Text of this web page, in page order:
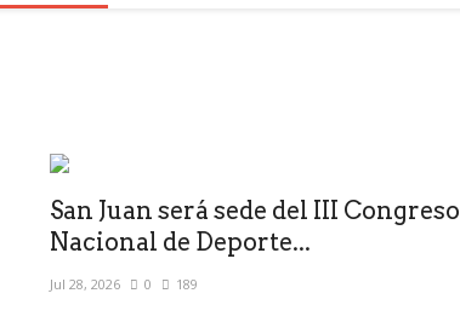
San Juan será sede del III Congreso
Nacional de Deporte...
Jul 28, 2026 0 189